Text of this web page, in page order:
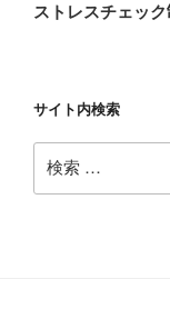
ストレスチェッ
サイト内検索
検
索: